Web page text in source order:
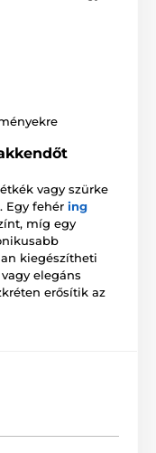
vagy szürke
Egy fehér ing
míg egy
kiegészítheti
vagy elegáns
erősítik az